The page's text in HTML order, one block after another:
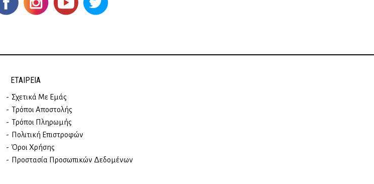
ΕΤΑΙΡΕΊΑ
Σχετικά Με Εμάς
Τρόποι Αποστολής
Τρόποι Πληρωμής
Πολιτική Επιστροφών
Όροι Χρήσης
Προστασία Προσωπικών Δεδομένων